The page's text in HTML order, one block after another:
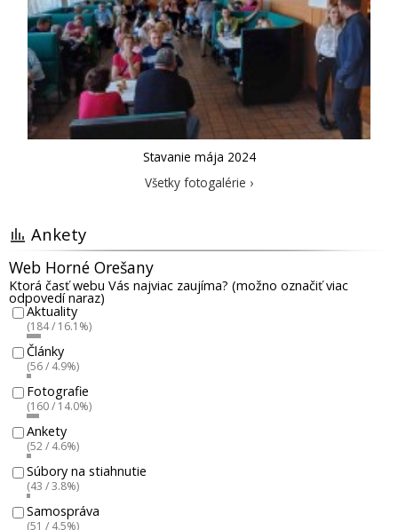
Stavanie mája 2024
Všetky fotogalérie ›
Ankety
Web Horné Orešany
Ktorá časť webu Vás najviac zaujíma? (možno označiť viac
odpovedí naraz)
Aktuality
(184 / 16.1%)
Články
(56 / 4.9%)
Fotografie
(160 / 14.0%)
Ankety
(52 / 4.6%)
Súbory na stiahnutie
(43 / 3.8%)
Samospráva
(51 / 4.5%)